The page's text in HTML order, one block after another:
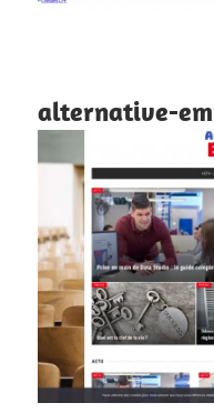
alternative-